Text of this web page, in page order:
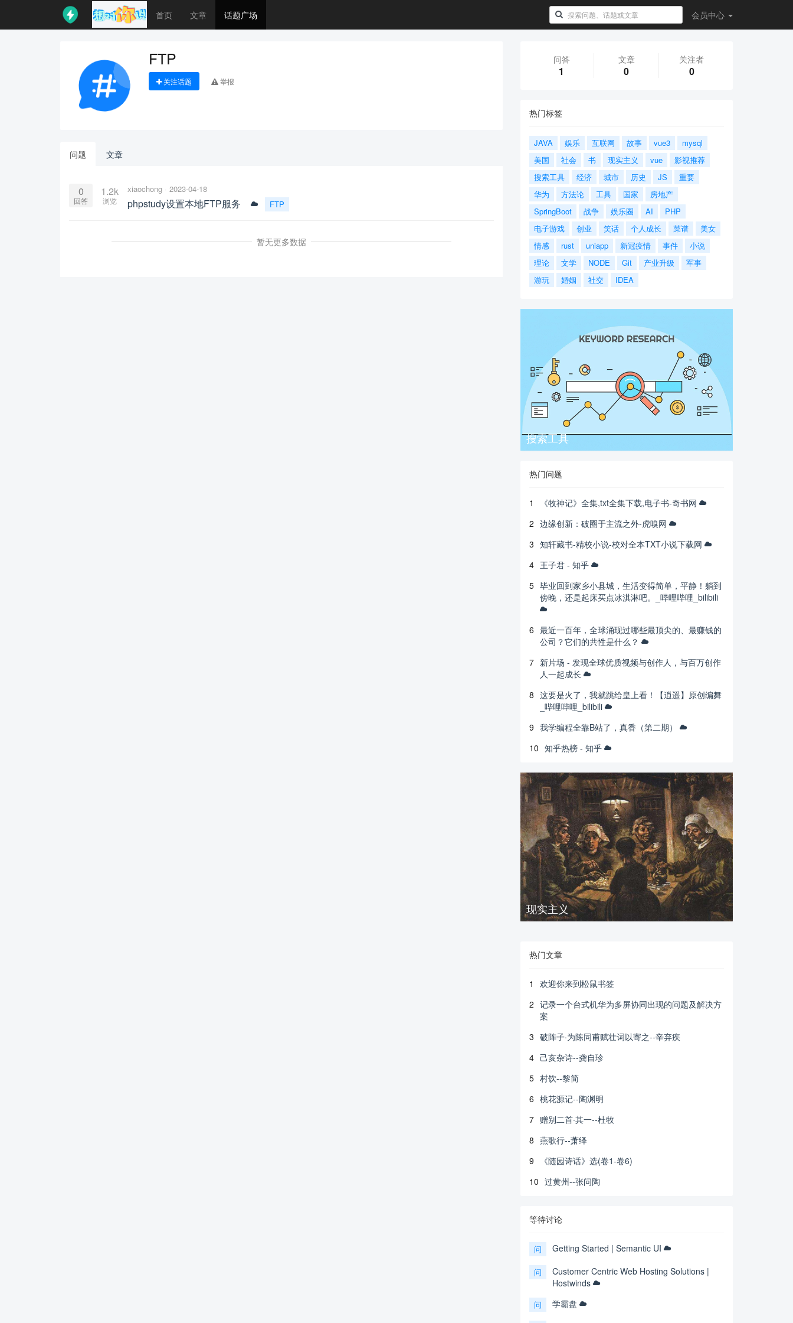
首页 文章 话题广场 会员中心
FTP
关注话题 举报
问题 文章
0
回答
1.2k
浏览
xiaochong 2023-04-18
phpstudy设置本地FTP服务 FTP
暂无更多数据
问答
1
文章
0
关注者
0
热门标签
JAVA 娱乐 互联网 故事 vue3
mysql
美国
社会 书 现实主义 vue
影视推荐
搜索工具
经济 城市 历史 JS
重要
华为
方法论 工具 国家
房地产
SpringBoot
战争 娱乐圈 AI
PHP
电子游戏
创业 笑话 个人成长 菜谱
美女
情感
rust uniapp 新冠疫情 事件
小说
理论
文学 NODE Git 产业升级
军事
游玩
婚姻 社交 IDEA
搜索工具
热门问题
1
《牧神记》全集,txt全集下载,电子书-奇书网
2 边缘创新：破圈于主流之外-虎嗅网
3 知轩藏书-精校小说-校对全本TXT小说下载网
4 王子君 - 知乎
5 毕业回到家乡小县城，生活变得简单，平静！躺到
傍晚，还是起床买点冰淇淋吧。_哔哩哔哩_bilibili
6 最近一百年，全球涌现过哪些最顶尖的、最赚钱的
公司？它们的共性是什么？
7 新片场 - 发现全球优质视频与创作人，与百万创作
人一起成长
8 这要是火了，我就跳给皇上看！【逍遥】原创编舞
_哔哩哔哩_bilibili
9 我学编程全靠B站了，真香（第二期）
10 知乎热榜 - 知乎
现实主义
热门文章
1
欢迎你来到松鼠书签
2 记录一个台式机华为多屏协同出现的问题及解决方
案
3 破阵子·为陈同甫赋壮词以寄之--辛弃疾
4 己亥杂诗--龚自珍
5 村饮--黎简
6 桃花源记--陶渊明
7 赠别二首·其一--杜牧
8 燕歌行--萧绎
9
《随园诗话》选(卷1-卷6)
10 过黄州--张问陶
等待讨论
问 Getting Started | Semantic UI
问
Customer Centric Web Hosting Solutions |
Hostwinds
问 学霸盘